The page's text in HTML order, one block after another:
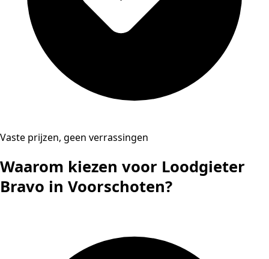
Vaste prijzen, geen verrassingen
Waarom kiezen voor Loodgieter
Bravo in Voorschoten?